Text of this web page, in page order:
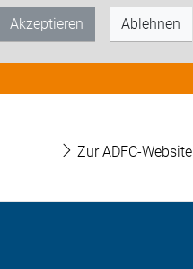
Akzeptieren Ablehnen
Zur ADFC-Website